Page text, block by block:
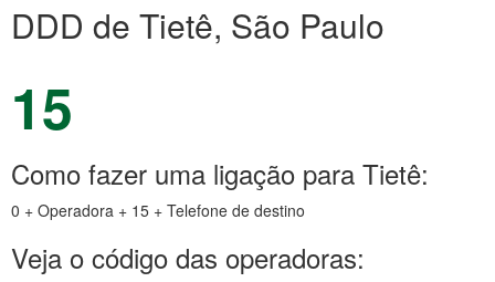
DDD de Tietê, São Paulo
15
Como fazer uma ligação para Tietê:
0 + Operadora + 15 + Telefone de destino
Veja o código das operadoras: